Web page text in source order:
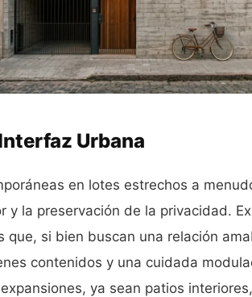
Urbana
en lotes estrechos a
y la preservación de la privacidad.
que, si bien buscan una relación
contenidos y una cuidada
ya sean patios